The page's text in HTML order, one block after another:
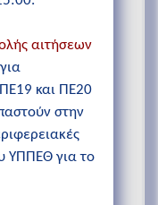
αιτήσεων
και ΠΕ20
στην
ΥΠΠΕΘ για το